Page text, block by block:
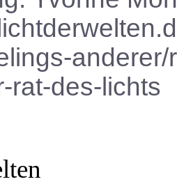
rat-des-lichts